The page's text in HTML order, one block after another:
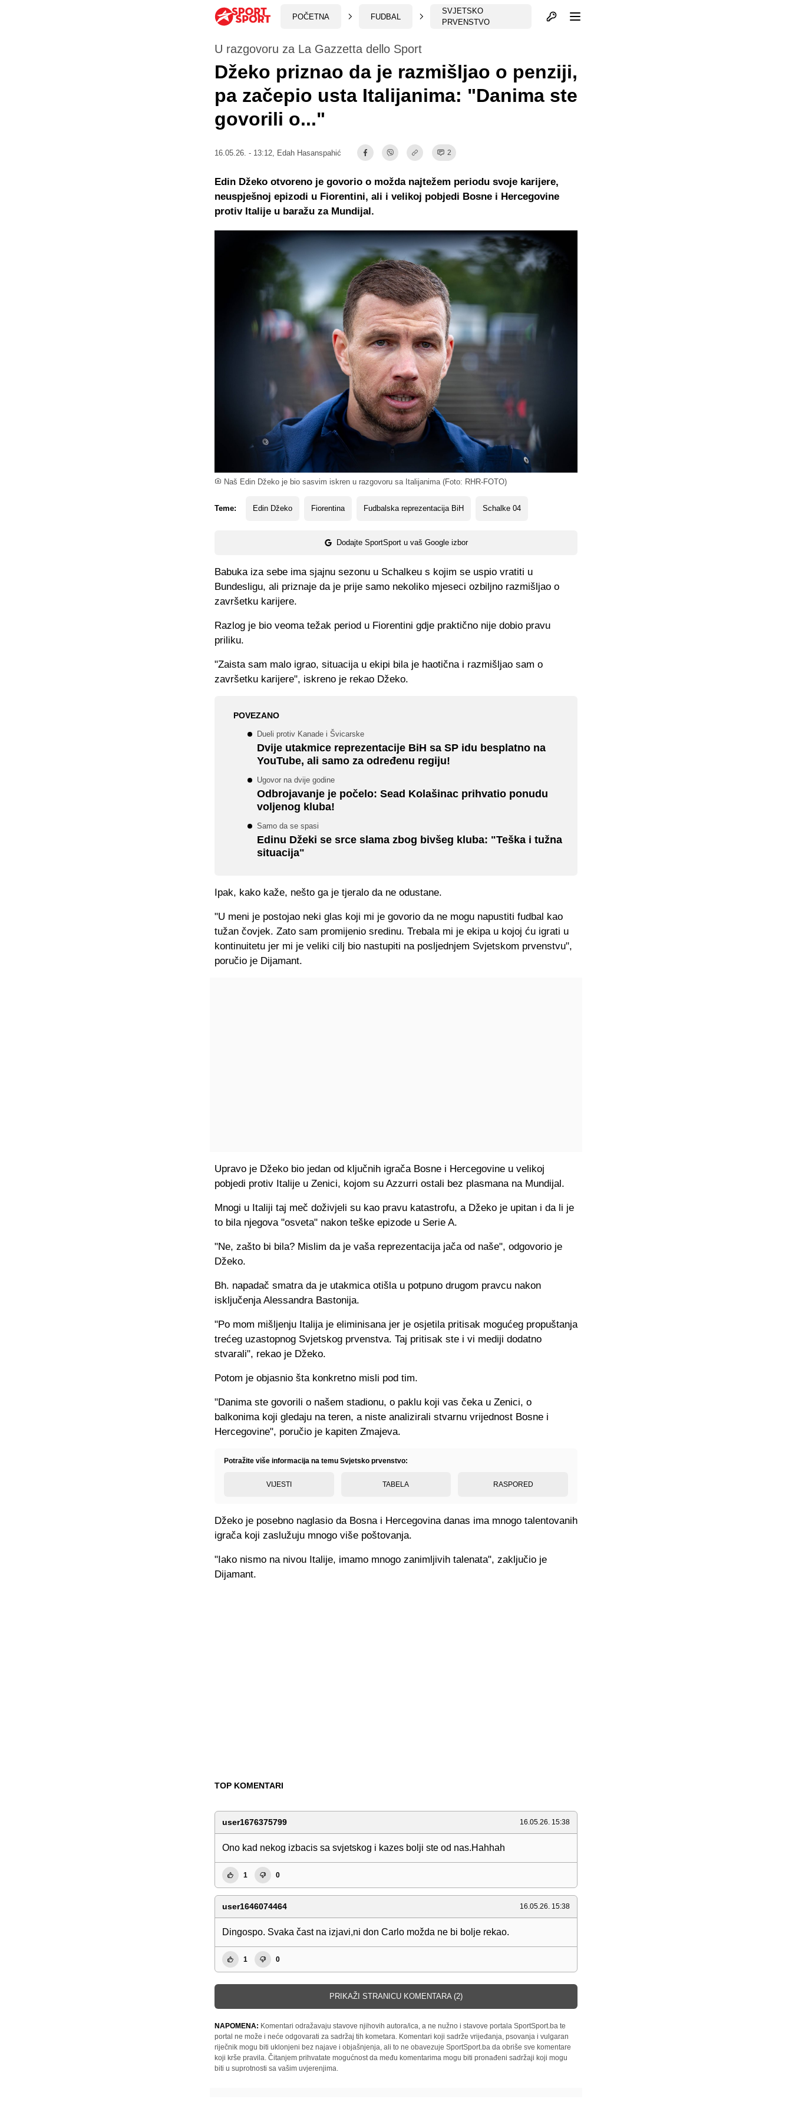
POČETNA FUDBAL
SVJETSKO
PRVENSTVO
Otvori profil
Naš Edin Džeko je bio sasvim iskren u razgovoru sa Italijanima (Foto: RHR-FOTO)
U razgovoru za La Gazzetta dello Sport
Džeko priznao da je razmišljao o penziji,
pa začepio usta Italijanima: "Danima ste
govorili o..."
16.05.26. - 13:12, Edah Hasanspahić 2
Teme: Edin Džeko Fiorentina Fudbalska reprezentacija BiH Schalke 04
Dodajte SportSport u vaš Google izbor
Edin Džeko otvoreno je govorio o možda najtežem periodu svoje karijere,
neuspješnoj epizodi u Fiorentini, ali i velikoj pobjedi Bosne i Hercegovine
protiv Italije u baražu za Mundijal.
Babuka iza sebe ima sjajnu sezonu u Schalkeu s kojim se uspio vratiti u
Bundesligu, ali priznaje da je prije samo nekoliko mjeseci ozbiljno razmišljao o
završetku karijere.
Razlog je bio veoma težak period u Fiorentini gdje praktično nije dobio pravu
priliku.
"Zaista sam malo igrao, situacija u ekipi bila je haotična i razmišljao sam o
završetku karijere", iskreno je rekao Džeko.
POVEZANO
Dueli protiv Kanade i Švicarske
Dvije utakmice reprezentacije BiH sa SP idu besplatno na
YouTube, ali samo za određenu regiju!
Ugovor na dvije godine
Odbrojavanje je počelo: Sead Kolašinac prihvatio ponudu
voljenog kluba!
Samo da se spasi
Edinu Džeki se srce slama zbog bivšeg kluba: "Teška i tužna
situacija"
Ipak, kako kaže, nešto ga je tjeralo da ne odustane.
"U meni je postojao neki glas koji mi je govorio da ne mogu napustiti fudbal kao
tužan čovjek. Zato sam promijenio sredinu. Trebala mi je ekipa u kojoj ću igrati u
kontinuitetu jer mi je veliki cilj bio nastupiti na posljednjem Svjetskom prvenstvu",
poručio je Dijamant.
Upravo je Džeko bio jedan od ključnih igrača Bosne i Hercegovine u velikoj
pobjedi protiv Italije u Zenici, kojom su Azzurri ostali bez plasmana na Mundijal.
Mnogi u Italiji taj meč doživjeli su kao pravu katastrofu, a Džeko je upitan i da li je
to bila njegova "osveta" nakon teške epizode u Serie A.
"Ne, zašto bi bila? Mislim da je vaša reprezentacija jača od naše", odgovorio je
Džeko.
Bh. napadač smatra da je utakmica otišla u potpuno drugom pravcu nakon
isključenja Alessandra Bastonija.
"Po mom mišljenju Italija je eliminisana jer je osjetila pritisak mogućeg propuštanja
trećeg uzastopnog Svjetskog prvenstva. Taj pritisak ste i vi mediji dodatno
stvarali", rekao je Džeko.
Potom je objasnio šta konkretno misli pod tim.
"Danima ste govorili o našem stadionu, o paklu koji vas čeka u Zenici, o
balkonima koji gledaju na teren, a niste analizirali stvarnu vrijednost Bosne i
Hercegovine", poručio je kapiten Zmajeva.
Potražite više informacija na temu Svjetsko prvenstvo:
VIJESTI TABELA RASPORED
Džeko je posebno naglasio da Bosna i Hercegovina danas ima mnogo talentovanih
igrača koji zaslužuju mnogo više poštovanja.
"Iako nismo na nivou Italije, imamo mnogo zanimljivih talenata", zaključio je
Dijamant.
TOP KOMENTARI
user1676375799 16.05.26. 15:38
Ono kad nekog izbacis sa svjetskog i kazes bolji ste od nas.Hahhah
1 0
user1646074464 16.05.26. 15:38
Dingospo. Svaka čast na izjavi,ni don Carlo možda ne bi bolje rekao.
1 0
PRIKAŽI STRANICU KOMENTARA (2)
NAPOMENA: Komentari odražavaju stavove njihovih autora/ica, a ne nužno i stavove portala SportSport.ba te
portal ne može i neće odgovarati za sadržaj tih kometara. Komentari koji sadrže vrijeđanja, psovanja i vulgaran
riječnik mogu biti uklonjeni bez najave i objašnjenja, ali to ne obavezuje SportSport.ba da obriše sve komentare
koji krše pravila. Čitanjem prihvatate mogućnost da među komentarima mogu biti pronađeni sadržaji koji mogu
biti u suprotnosti sa vašim uvjerenjima.